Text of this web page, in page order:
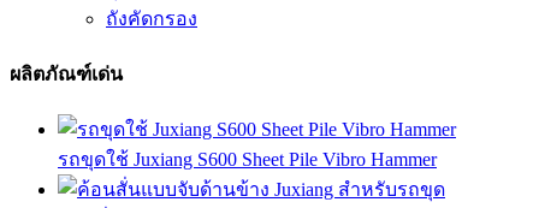
ถังคัดกรอง
ผลิตภัณฑ์เด่น
รถขุดใช้ Juxiang S600 Sheet Pile Vibro Hammer